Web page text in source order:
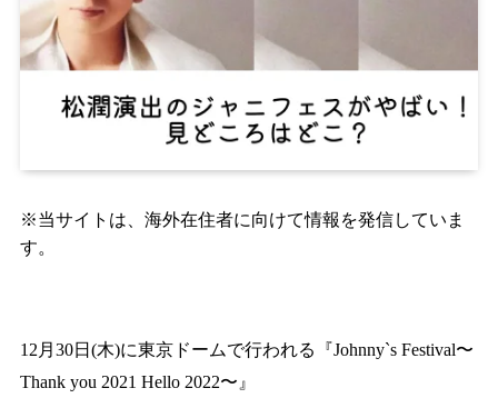
※当サイトは、海外在住者に向けて情報を発信していま
す。
12月30日(木)に東京ドームで行われる『Johnny`s Festival〜
Thank you 2021 Hello 2022〜』